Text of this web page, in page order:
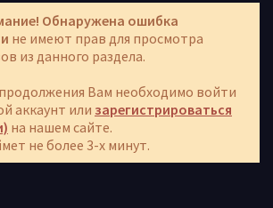
Обнаружена ошибка
не имеют прав для просмотра
из данного раздела.
Вам необходимо войти
аккаунт или зарегистрироваться
на нашем сайте.
не более 3-х минут.